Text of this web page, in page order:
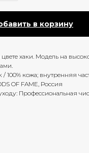
в корзину
хаки. Модель на
/ 100% кожа; внутренняя
OF FAME, Россия
Профессиональная